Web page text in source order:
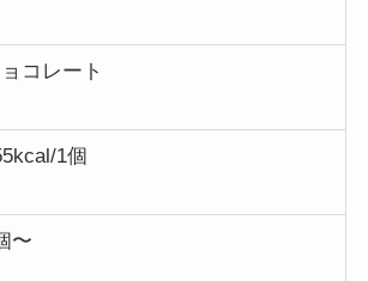
コレート
1個
〜